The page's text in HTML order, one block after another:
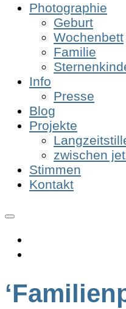
Photographie
Geburt
Wochenbett
Familie
Info
Presse
Blog
Projekte
zwischen
Stimmen
Kontakt